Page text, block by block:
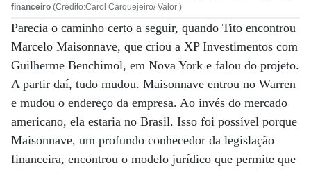
financeiro (Crédito:Carol Carquejeiro/ Valor )
Parecia o caminho certo a seguir, quando Tito encontrou
Marcelo Maisonnave, que criou a XP Investimentos com
Guilherme Benchimol, em Nova York e falou do projeto.
A partir daí, tudo mudou. Maisonnave entrou no Warren
e mudou o endereço da empresa. Ao invés do mercado
americano, ela estaria no Brasil. Isso foi possível porque
Maisonnave, um profundo conhecedor da legislação
financeira, encontrou o modelo jurídico que permite que